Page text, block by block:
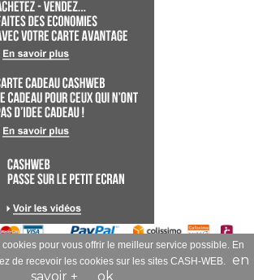
celilo-miniheb - 2008-2026 - Tous droits réservés
pour vous offrir le meilleur service possible. En
de recevoir les cookies sur les sites CASH-WEB.
en
savoir +
ok